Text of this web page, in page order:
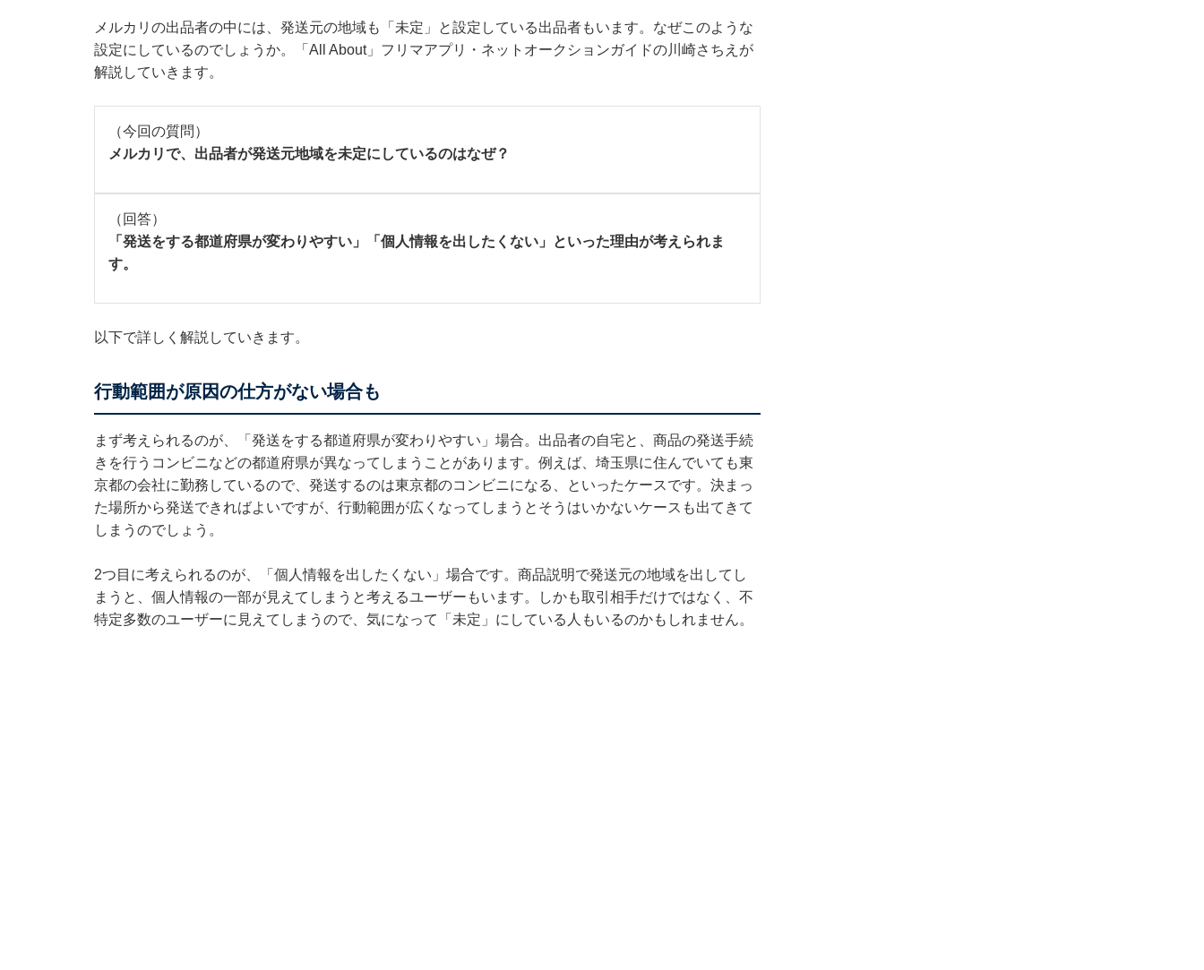
メルカリの出品者の中には、発送元の地域も「未定」と設定している出品者もいます。なぜこのような
設定にしているのでしょうか。「All About」フリマアプリ・ネットオークションガイドの川崎さちえが
解説していきます。
（今回の質問）
メルカリで、出品者が発送元地域を未定にしているのはなぜ？
（回答）
「発送をする都道府県が変わりやすい」「個人情報を出したくない」といった理由が考えられま
す。
以下で詳しく解説していきます。
行動範囲が原因の仕方がない場合も
まず考えられるのが、「発送をする都道府県が変わりやすい」場合。出品者の自宅と、商品の発送手続
きを行うコンビニなどの都道府県が異なってしまうことがあります。例えば、埼玉県に住んでいても東
京都の会社に勤務しているので、発送するのは東京都のコンビニになる、といったケースです。決まっ
た場所から発送できればよいですが、行動範囲が広くなってしまうとそうはいかないケースも出てきて
しまうのでしょう。
2つ目に考えられるのが、「個人情報を出したくない」場合です。商品説明で発送元の地域を出してし
まうと、個人情報の一部が見えてしまうと考えるユーザーもいます。しかも取引相手だけではなく、不
特定多数のユーザーに見えてしまうので、気になって「未定」にしている人もいるのかもしれません。